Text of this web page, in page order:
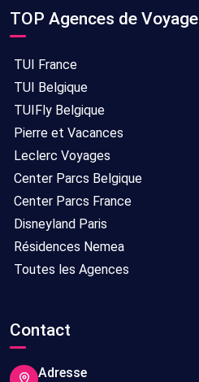
TOP Agences de Voyage
TUI France
TUI Belgique
TUIFly Belgique
Pierre et Vacances
Leclerc Voyages
Center Parcs Belgique
Center Parcs France
Disneyland Paris
Résidences Nemea
Toutes les Agences
Contact
Adresse